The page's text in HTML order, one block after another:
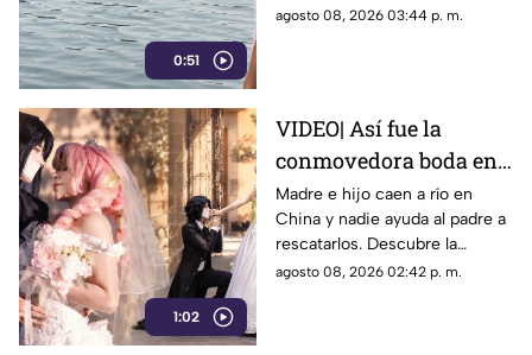
0:51
polémica ley que castiga a los
agosto 08, 2026 03:44 p. m.
1:02
VIDEO| Así fue la
conmovedora boda en
México que le dio un
final feliz a Mitsuri y
Obana
Madre e hijo caen a río en
China y nadie ayuda al padre a
rescatarlos. Descubre la
polémica ley que castiga a los
agosto 08, 2026 02:42 p. m.